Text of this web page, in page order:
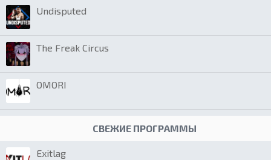
Undisputed
The Freak Circus
OMORI
СВЕЖИЕ ПРОГРАММЫ
Exitlag